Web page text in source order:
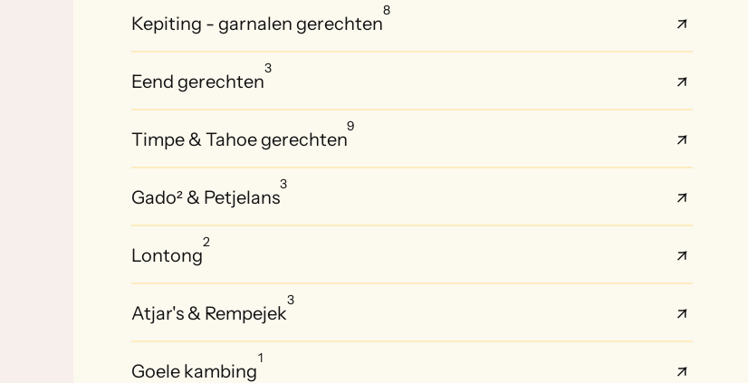
Kepiting - garnalen gerechten
8
Eend gerechten
3
Timpe & Tahoe gerechten
9
Gado² & Petjelans
3
Lontong
2
Atjar's & Rempejek
3
Goele kambing
1